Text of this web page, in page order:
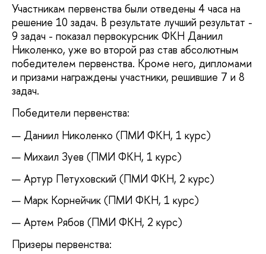
Участникам первенства были отведены 4 часа на
решение 10 задач. В результате лучший результат -
9 задач - показал первокурсник ФКН Даниил
Николенко, уже во второй раз став абсолютным
победителем первенства. Кроме него, дипломами
и призами награждены участники, решившие 7 и 8
задач.
Победители первенства:
Даниил Николенко (ПМИ ФКН, 1 курс)
Михаил Зуев (ПМИ ФКН, 1 курс)
Артур Петуховский (ПМИ ФКН, 2 курс)
Марк Корнейчик (ПМИ ФКН, 1 курс)
Артем Рябов (ПМИ ФКН, 2 курс)
Призеры первенства: